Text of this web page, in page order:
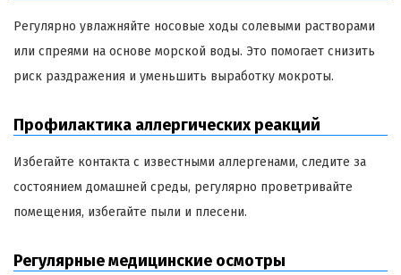
Регулярно увлажняйте носовые ходы солевыми растворами
или спреями на основе морской воды. Это помогает снизить
риск раздражения и уменьшить выработку мокроты.
Профилактика аллергических реакций
Избегайте контакта с известными аллергенами, следите за
состоянием домашней среды, регулярно проветривайте
помещения, избегайте пыли и плесени.
Регулярные медицинские осмотры